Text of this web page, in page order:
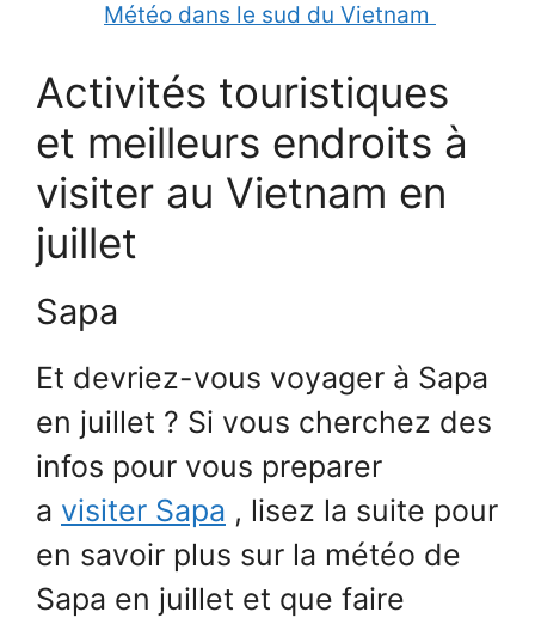
Météo dans le sud du Vietnam
Activités touristiques
et meilleurs endroits à
visiter au Vietnam en
juillet
Sapa
Et devriez-vous voyager à Sapa
en juillet ? Si vous cherchez des
infos pour vous preparer
a visiter Sapa , lisez la suite pour
en savoir plus sur la météo de
Sapa en juillet et que faire